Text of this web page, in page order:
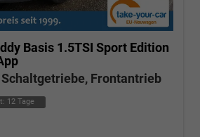
Basis 1.5TSI Sport Edition
Schaltgetriebe, Frontantrieb
12 Tage